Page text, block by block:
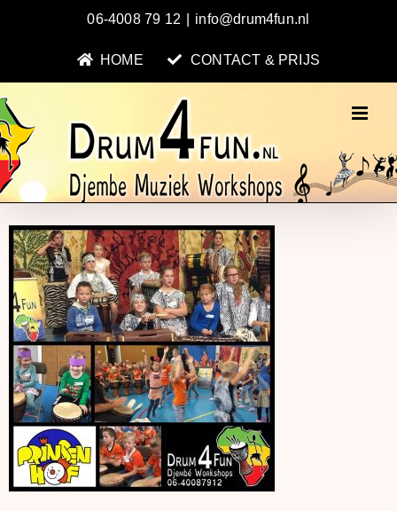
06-4008 79 12 info@drum4fun.nl
HOME CONTACT & PRIJS